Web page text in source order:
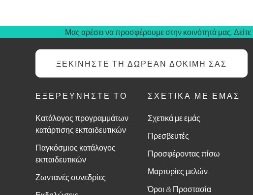
Μας αρέσει να προσφέρουμε στην κοινότητά μας.
ΞΕΚΙΝΉΣΤΕ ΤΗ ΔΩΡΕΆΝ ΔΟΚΙΜΉ ΣΑΣ
ΕΞΕΡΕΥΝΉΣΤΕ ΤΟ
Κατάλογος προγραμμάτων
κατάρτισης εκπαιδευτικών
Παγκόσμιος κατάλογος
εκπαιδευτικών
Ζωντανές συνεδρίες
ΣΧΕΤΙΚΆ ΜΕ ΕΜΆΣ
Σχετικά με εμάς
Πρεσβευτές
Προσφέροντας πίσω
Μαρτυρίες μελών
Όροι & Προστασία